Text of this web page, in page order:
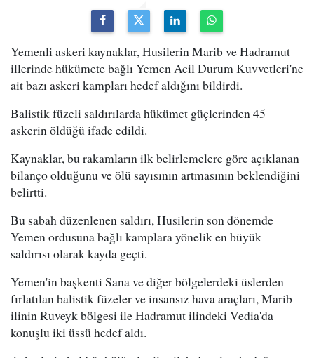
Yemenli askeri kaynaklar, Husilerin Marib ve Hadramut
illerinde hükümete bağlı Yemen Acil Durum Kuvvetleri'ne
ait bazı askeri kampları hedef aldığını bildirdi.
Balistik füzeli saldırılarda hükümet güçlerinden 45
askerin öldüğü ifade edildi.
Kaynaklar, bu rakamların ilk belirlemelere göre açıklanan
bilanço olduğunu ve ölü sayısının artmasının beklendiğini
belirtti.
Bu sabah düzenlenen saldırı, Husilerin son dönemde
Yemen ordusuna bağlı kamplara yönelik en büyük
saldırısı olarak kayda geçti.
Yemen'in başkenti Sana ve diğer bölgelerdeki üslerden
fırlatılan balistik füzeler ve insansız hava araçları, Marib
ilinin Ruveyk bölgesi ile Hadramut ilindeki Vedia'da
konuşlu iki üssü hedef aldı.